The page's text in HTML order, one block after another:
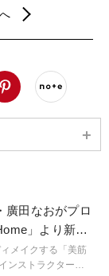
Pinterest
廣田なおがプロ
」より新作
メイクする「美筋
ンストラクター・